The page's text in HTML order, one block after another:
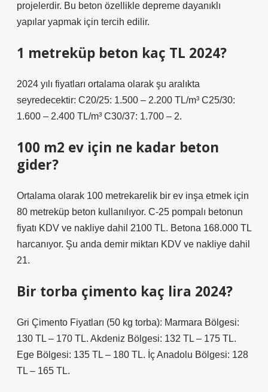
projelerdir. Bu beton özellikle depreme dayanıklı
yapılar yapmak için tercih edilir.
1 metreküp beton kaç TL 2024?
2024 yılı fiyatları ortalama olarak şu aralıkta
seyredecektir: C20/25: 1.500 – 2.200 TL/m³ C25/30:
1.600 – 2.400 TL/m³ C30/37: 1.700 – 2.
100 m2 ev için ne kadar beton
gider?
Ortalama olarak 100 metrekarelik bir ev inşa etmek için
80 metreküp beton kullanılıyor. C-25 pompalı betonun
fiyatı KDV ve nakliye dahil 2100 TL. Betona 168.000 TL
harcanıyor. Şu anda demir miktarı KDV ve nakliye dahil
21.
Bir torba çimento kaç lira 2024?
Gri Çimento Fiyatları (50 kg torba): Marmara Bölgesi:
130 TL – 170 TL. Akdeniz Bölgesi: 132 TL – 175 TL.
Ege Bölgesi: 135 TL – 180 TL. İç Anadolu Bölgesi: 128
TL – 165 TL.